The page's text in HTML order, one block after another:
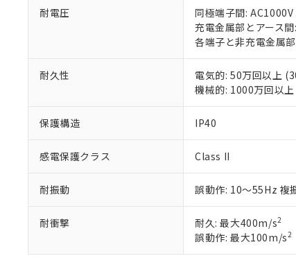
耐電圧
同極端子間:
充電金属部とアース
各端子と非充電金属
耐久性
電気的: 50万回以上
機械的: 1000万回以
保護構造 IP40
感電保護クラス Class II
耐振動 誤動作: 10～55Hz 複
耐衝撃 耐久: 最大400m/s2
誤動作: 最大100m/s2
のであり
い。
正式な納
当社販売
在庫状況
す。
マイパー
お客様が
※当社の
いる法人
フタル酸エステル
部品在庫の切
※3 非含有証
下記の非含有
EU RoHS指令
※本証明書は発
また、RoHS指
混在すること
Cr(Ⅵ)(六価クロム) :
DBP(フタル酸ジブ
DEHP(フタル酸ビ
※2 環境保護
「ｅ」：有害
「－」：未確
ます。
当社は貴
置等に一
また当
たしませ
○ 一定
一
－
在庫
機